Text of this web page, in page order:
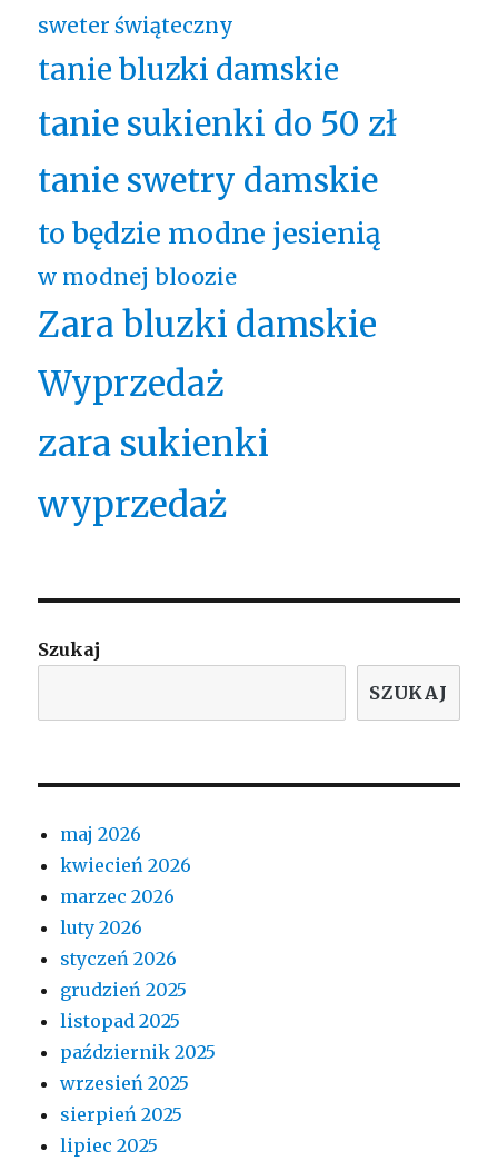
sweter świąteczny
tanie bluzki damskie
tanie sukienki do 50 zł
tanie swetry damskie
to będzie modne jesienią
w modnej bloozie
Zara bluzki damskie
Wyprzedaż
zara sukienki
wyprzedaż
Szukaj
SZUKAJ
maj 2026
kwiecień 2026
marzec 2026
luty 2026
styczeń 2026
grudzień 2025
listopad 2025
październik 2025
wrzesień 2025
sierpień 2025
lipiec 2025